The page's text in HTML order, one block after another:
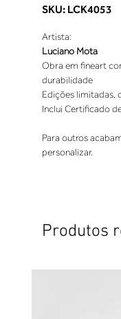
SKU: LCK4053
Artista:
Luciano Mota
Obra em fineart
durabilidade
Edições limitadas,
Inclui Certificado
Para outros
personalizar.
Produtos